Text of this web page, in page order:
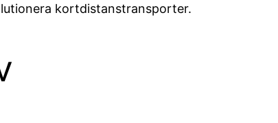
kortdistanstransporter.